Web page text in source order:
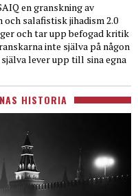
en granskning av
salafistisk jihadism 2.0
och tar upp befogad kritik
inte själva på någon
lever upp till sina egna
HISTORIA